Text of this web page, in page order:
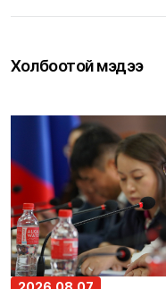
Холбоотой мэдээ